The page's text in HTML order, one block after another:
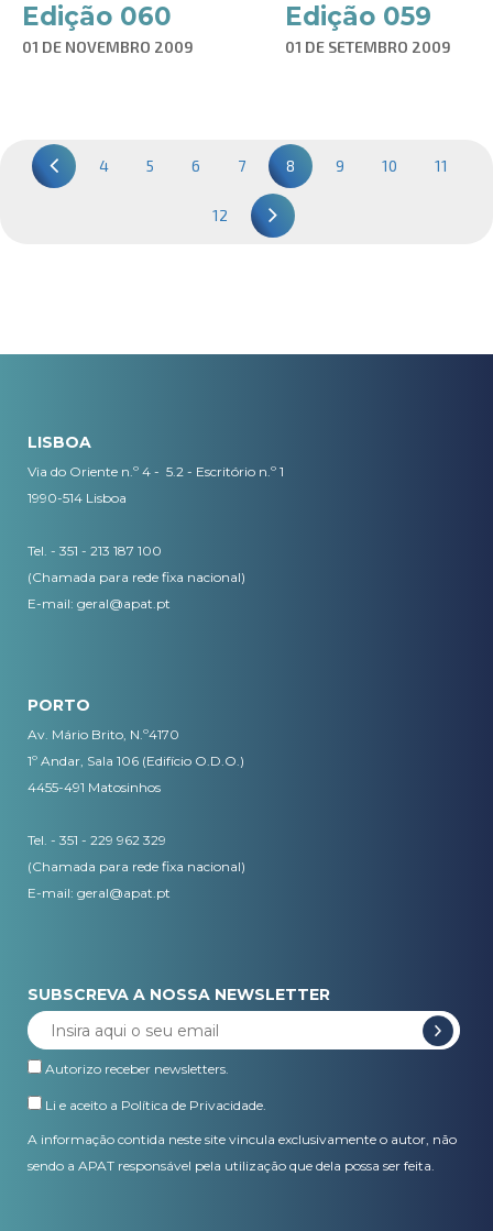
Edição 060
01 DE NOVEMBRO 2009
Edição 059
01 DE SETEMBRO 2009
4 5 6 7 8 9 10 11
12
LISBOA
Via do Oriente n.º 4 - 5.2 - Escritório n.º 1
1990-514 Lisboa
Tel. - 351 - 213 187 100
(Chamada para rede fixa nacional)
E-mail: geral@apat.pt
PORTO
Av. Mário Brito, N.º4170
1º Andar, Sala 106 (Edifício O.D.O.)
4455-491 Matosinhos
Tel. - 351 - 229 962 329
(Chamada para rede fixa nacional)
E-mail: geral@apat.pt
SUBSCREVA A NOSSA NEWSLETTER
Autorizo receber newsletters.
Li e aceito a Política de Privacidade.
A informação contida neste site vincula exclusivamente o autor, não
sendo a APAT responsável pela utilização que dela possa ser feita.